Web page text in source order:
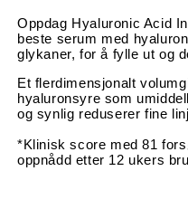
INTENSIFIER
MULTI-
GLYCAN
MULTI-
GLYCAN
Oppdag Hyaluronic Acid
beste serum med
glykaner, for å fylle ut og
Et flerdimensjonalt
hyaluronsyre som
og synlig reduserer fine
*Klinisk score med 81
oppnådd etter 12 ukers